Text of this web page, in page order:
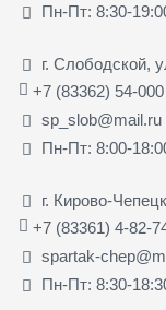
Пн-Пт: 8:30-
г. Слободской,
+7 (83362) 54-000
sp_slob@mail.ru
Пн-Пт: 8:00-
г. Кирово-
+7 (83361) 4-82-
spartak-
Пн-Пт: 8:30-